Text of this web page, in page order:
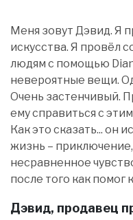
Меня зовут Дэвид. Я
искусства. Я провёл
людям с помощью
невероятные вещи.
Очень застенчивый.
ему справиться с
Как это сказать... он
жизнь –
несравненное
после того как помог
Дэвид, продавец